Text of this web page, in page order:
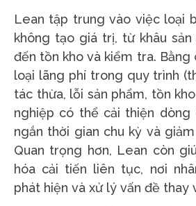
Lean tập trung vào việc loại
không tạo giá trị, từ khâu sản
đến tồn kho và kiểm tra. Bằng
loại lãng phí trong quy trình
tác thừa, lỗi sản phẩm, tồn
nghiệp có thể cải thiện dòng
ngắn thời gian chu kỳ và
Quan trọng hơn, Lean còn
hóa cải tiến liên tục, nơi
phát hiện và xử lý vấn đề thay